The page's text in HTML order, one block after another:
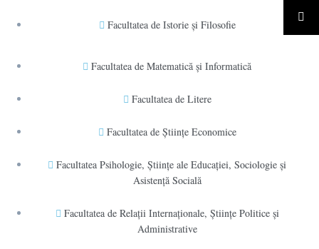
Facultatea de Istorie şi Filosofie
Facultatea de Matematică şi Informatică
Facultatea de Litere
Facultatea de Științe Economice
Facultatea Psihologie, Ştiinţe ale Educaţiei, Sociologie și
Asistență Socială
Facultatea de Relaţii Internaţionale, Ştiinţe Politice şi
Administrative